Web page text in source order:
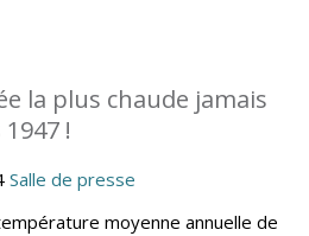
la plus chaude jamais
!
Salle de presse
moyenne annuelle de